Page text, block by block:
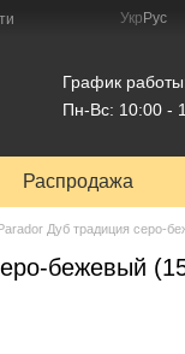
Укр Рус
График
Пн-Вс: 10:00 -
Распродажа
Дуб традиция серо-
бежевый